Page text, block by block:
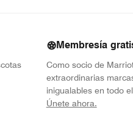
Membresía
Como socio de
extraordinarias
inigualables en todo
Únete ahora.